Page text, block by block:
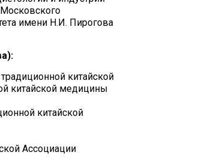
имени Н.И. Пирогова
китайской
китайской медицины
китайской
Ассоциации